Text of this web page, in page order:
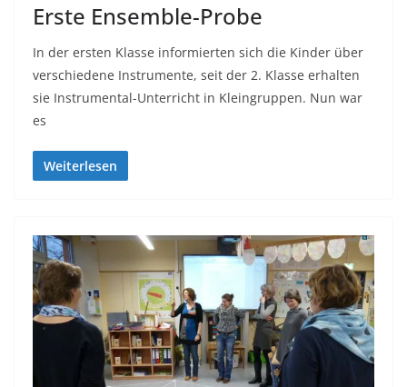
Erste Ensemble-Probe
In der ersten Klasse informierten sich die Kinder über
verschiedene Instrumente, seit der 2. Klasse erhalten
sie Instrumental-Unterricht in Kleingruppen. Nun war
es
Weiterlesen